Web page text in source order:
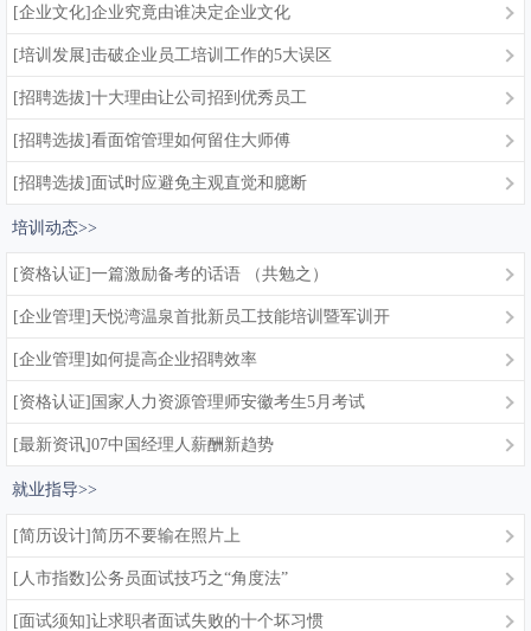
[企业文化]企业究竟由谁决定企业文化
[培训发展]击破企业员工培训工作的5大误区
[招聘选拔]十大理由让公司招到优秀员工
[招聘选拔]看面馆管理如何留住大师傅
[招聘选拔]面试时应避免主观直觉和臆断
培训动态>>
[资格认证]一篇激励备考的话语 （共勉之）
[企业管理]天悦湾温泉首批新员工技能培训暨军训开
[企业管理]如何提高企业招聘效率
[资格认证]国家人力资源管理师安徽考生5月考试
[最新资讯]07中国经理人薪酬新趋势
就业指导>>
[简历设计]简历不要输在照片上
[人市指数]公务员面试技巧之“角度法”
[面试须知]让求职者面试失败的十个坏习惯